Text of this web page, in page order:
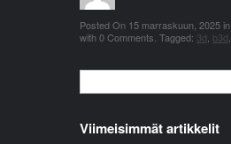
Posted On 15 marraskuun, 2025in
with0 Comments Tagged: 3d b3d
Viimeisimmät artikkelit